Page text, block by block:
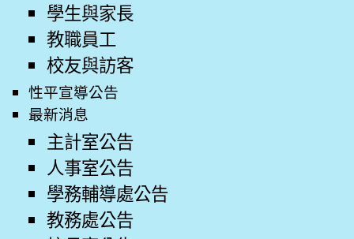
學生與家長
教職員工
校友與訪客
性平宣導公告
最新消息
主計室公告
人事室公告
學務輔導處公告
教務處公告